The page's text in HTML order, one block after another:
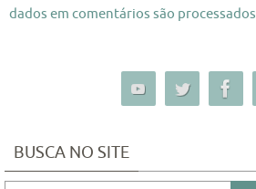
dados em comentários são processados
BUSCA NO SITE